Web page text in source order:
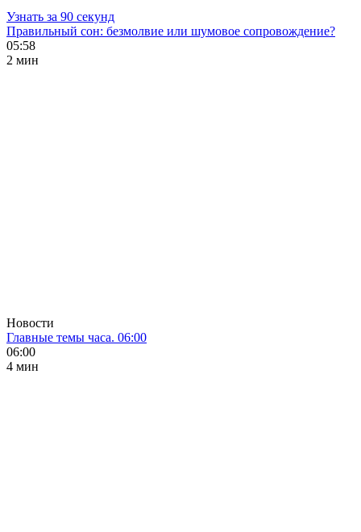
Узнать за 90 секунд
Правильный сон: безмолвие или шумовое сопровождение?
05:58
2 мин
Новости
Главные темы часа. 06:00
06:00
4 мин